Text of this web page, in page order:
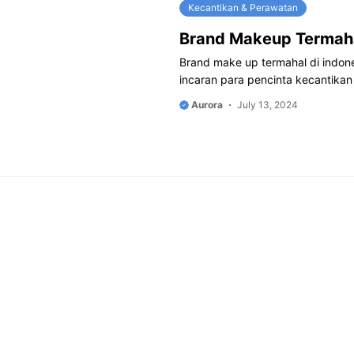
Kecantikan & Perawatan
Brand Makeup
Brand make up termahal di
incaran para pencinta
Aurora July 13, 2024